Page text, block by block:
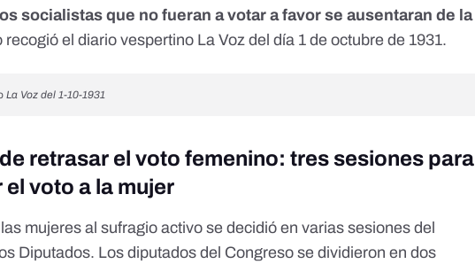
socialistas que no fueran a votar a favor se ausentaran de la
recogió el diario vespertino La Voz del día 1 de octubre de 1931.
La Voz del 1-10-1931
retrasar el voto femenino: tres sesiones para
voto a la mujer
mujeres al sufragio activo se decidió en varias sesiones del
Diputados. Los diputados del Congreso se dividieron en dos